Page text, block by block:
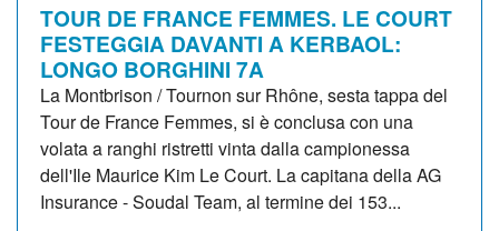
TOUR DE FRANCE FEMMES. LE COURT
FESTEGGIA DAVANTI A KERBAOL:
LONGO BORGHINI 7A
La Montbrison / Tournon sur Rhône, sesta tappa del
Tour de France Femmes, si è conclusa con una
volata a ranghi ristretti vinta dalla campionessa
dell'Ile Maurice Kim Le Court. La capitana della AG
Insurance - Soudal Team, al termine dei 153...